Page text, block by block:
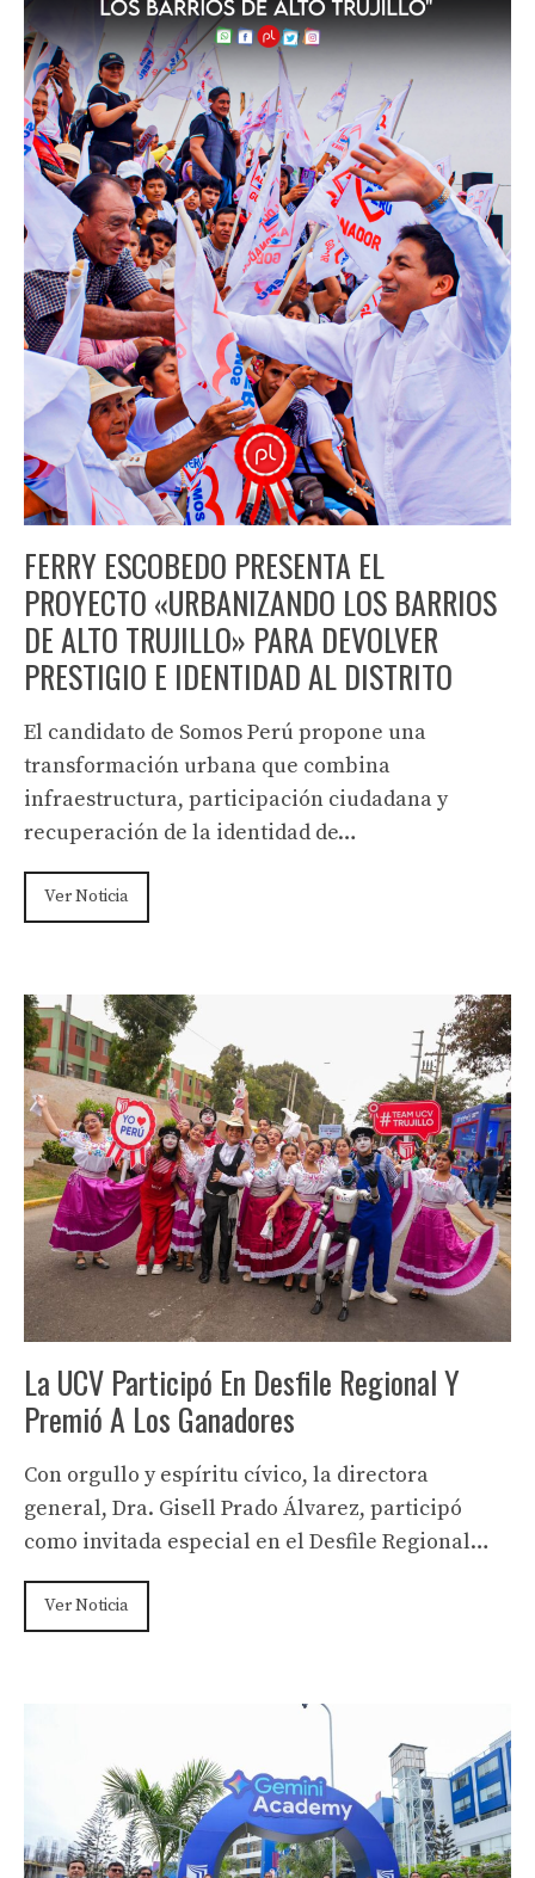
FERRY ESCOBEDO PRESENTA EL
PROYECTO «URBANIZANDO LOS BARRIOS
DE ALTO TRUJILLO» PARA DEVOLVER
PRESTIGIO E IDENTIDAD AL DISTRITO
El candidato de Somos Perú propone una
transformación urbana que combina
infraestructura, participación ciudadana y
recuperación de la identidad de…
Ver Noticia
La UCV Participó En Desfile Regional Y
Premió A Los Ganadores
Con orgullo y espíritu cívico, la directora
general, Dra. Gisell Prado Álvarez, participó
como invitada especial en el Desfile Regional…
Ver Noticia